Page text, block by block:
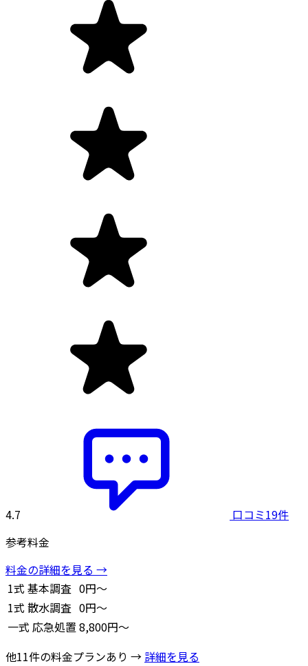
4.7
口コミ19件
参考料金
料金の詳細を見る →
1式 基本調査 0円～
1式 散水調査 0円～
一式 応急処置 8,800円～
他11件の料金プランあり → 詳細を見る